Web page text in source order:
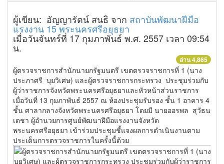
ผู้เขียน: อัญญารัตน์ สนธิ จาก สถาบันพัฒนาฝีมือ
แรงงาน 15 พระนครศรีอยุธยา
เมื่อวันจันทร์ที่ 17 กุมภาพันธ์ พ.ศ. 2557 เวลา 09:54
น.
อ่าน 4,865
ผู้ตรวจราชการสำนักนายกรัฐมนตรี เขตตรวจราชการที่ 1 (นาง
ประภาศรี บุยวิเศษ) และผู้ตรวจราชการกระทรวง ประชุมร่วมกับ
ผู้ว่าราชการจังหวัดพระนครศรีอยุธยาและหัวหน้าส่วนราชการ
เมื่อวันที่ 13 กุมภาพันธ์ 2557 ณ ห้องประชุมรับรอง ชั้น 1 อาคาร 4
ชั้น ศาลากลางจังหวัดพระนครศรีอยุธยา โดยมี นายออรพล สุวัธน
เดชา ผู้อำนวยการศูนย์พัฒนาฝีมือแรงงานจังหวัด
พระนครศรีอยุธยา เข้าร่วมประชุมชี้แจงผลการดำเนินงานตาม
ประเด็นการตรวจราชการในครั้งนี้ด้วย